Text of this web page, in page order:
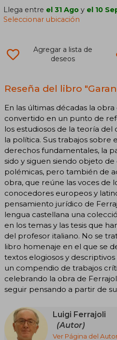
Llega entre el 31 Ago y el 10
Seleccionar ubicación
Agregar a lista de
deseos
Reseña del libro
En las últimas décadas la
convertido en un punto de
los estudiosos de la teoría
la política. Sus trabajos sobre
derechos fundamentales, la
sido y siguen siendo objeto de
polémicas, pero también de
obra, que reúne las voces de
conocedores europeos y
pensamiento jurídico de
lengua castellana una
en los temas y las tesis que
del profesor italiano. No se
libro homenaje en el que se
textos elogiosos y
un compendio de trabajos
celebrando la obra de
seguir pensando a partir de
Luigi Ferrajoli
(Autor)
Ver Página del